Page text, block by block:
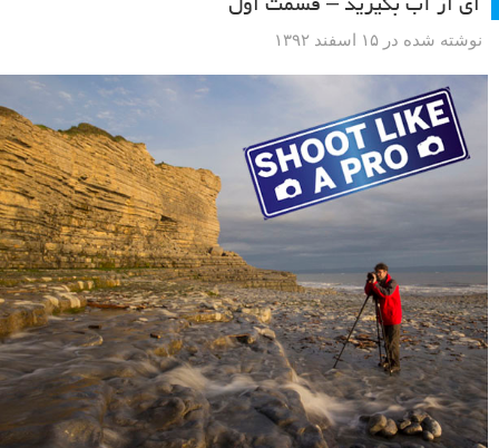
تار گرفتن عکس به صورت عمدی؟! ممکن است توهین به اصول عکاسی به
نظر بیاید، اما گاهی اوقات خوب است که قوانین عکاسی را بشکنید. در این
آموزش به شما یاد خواهیم داد که چگونه عکس پرتره از خود بگیرید که شما
را یک نابغه نشان بدهد، نابغه ای که هستید.
ادامه مطلب
عکاسی از آب: در هر محیطی هستید، عکس های فوق العاده
ای از آب بگیرید – قسمت اول
نوشته شده در ۱۵ اسفند ۱۳۹۲